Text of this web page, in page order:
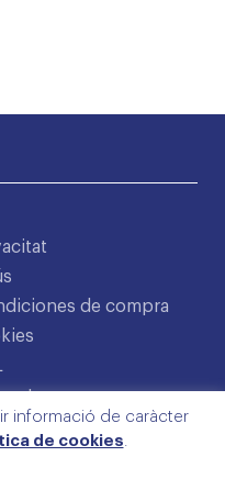
de compra
informació de caràcter
de cookies.